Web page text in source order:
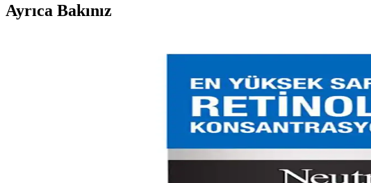
Ayrıca Bakınız
Asya Güzellik Rutini Perspektifinden Kolajen Üretimini
Asya güzellik rutini kapsamında kolajen üretimini destekleyen retinol, vitamin C,
Göz Kremi ve Cilt Yenileme Etkileri: Bilimsel Yaklaşımlar ve
Göz kremi ve cilt yenileme arasındaki ilişkiyi bilimsel veriler ışığında
CeraVe Retinol Serumu ile Yağlı ve Düzensiz Ciltlerde Yenilikçi